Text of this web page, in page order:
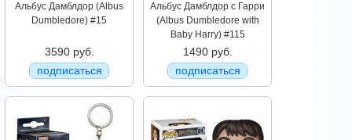
Альбус Дамблдор (Albus
Dumbledore) #15
3590 руб.
подписаться
Альбус Дамблдор с Гарри
(Albus Dumbledore with
Baby Harry) #115
1490 руб.
подписаться